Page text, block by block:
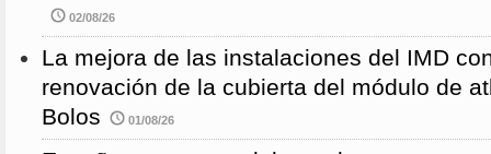
02/08/26
La mejora de las instalaciones del IMD
renovación de la cubierta del módulo de
Bolos
01/08/26